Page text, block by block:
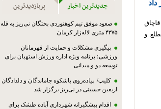
و
جدیدترین اخبار پربازدیدترین
صعود موفق تیم کوهنوردی بختگان نی‌ریز به قله
۴۳۷۵ متری لاله‌زار کرمان
پیگیری مشکلات و حمایت از قهرمانان
ورزشی؛ برنامه ویژه اداره ورزش استهبان برای
توسعه دو و میدانی
کلیپ/ پیاده‌روی باشکوه جاماندگان و دلدادگان
اربعین حسینی در نی‌ریز برگزار شد
اقدام پیشگیرانه شهرداری آباده طشک برای